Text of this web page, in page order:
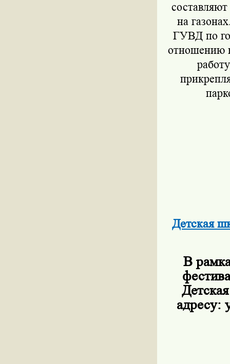
на
ГУВД по
отношению
Детская
В
адресу: